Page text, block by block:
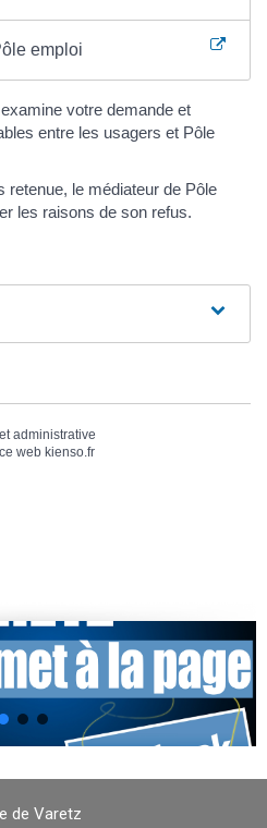
emploi
votre demande et
entre les usagers et Pôle
retenue, le médiateur de Pôle
les raisons de son refus.
administrative
web kienso.fr
de Varetz